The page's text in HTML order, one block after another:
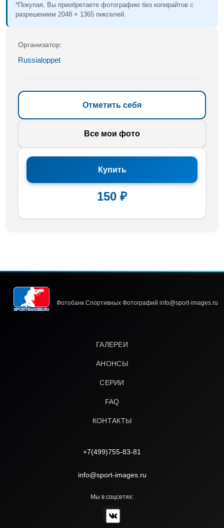
*Покупая, Вы приобретаете фотографию без копирайтов с
разрешением 2048 × 1365 пикселей.
Организатор:
Russialoppet
Отметить себя
Все мои фото
Купить
150 ₽
Фотобанк Спортивных Фотографий info@sport-images.ru
ГАЛЕРЕИ
АНОНСЫ
СЕРИИ
FAQ
КОНТАКТЫ
+7(499)755-83-81
info@sport-images.ru
Мы в соцсетях: